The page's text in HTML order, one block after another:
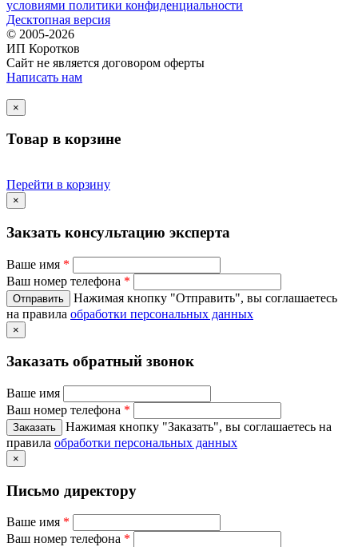
условиями политики конфиденциальности
Десктопная версия
© 2005-2026
ИП Коротков
Сайт не является договором оферты
Написать нам
×
Товар в корзине
Перейти в корзину
×
Закзать консультацию эксперта
Ваше имя *
Ваш номер телефона *
Нажимая кнопку "Отправить", вы соглашаетесь
на правила обработки персональных данных
×
Заказать обратный звонок
Ваше имя
Ваш номер телефона *
Нажимая кнопку "Заказать", вы соглашаетесь на
правила обработки персональных данных
×
Письмо директору
Ваше имя *
Ваш номер телефона *